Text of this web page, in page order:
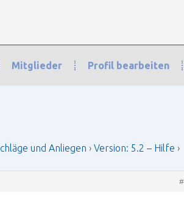
Mitglieder Profil bearbeiten
und Anliegen Version: 5.2 – Hilfe Antwort
und Anliegen › Version: 5.2 – Hilfe ›